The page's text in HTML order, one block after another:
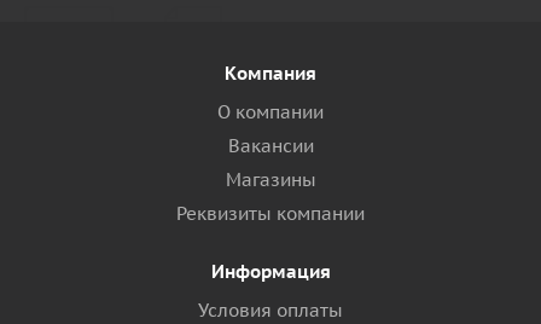
Компания
О компании
Вакансии
Магазины
Реквизиты компании
Информация
Условия оплаты